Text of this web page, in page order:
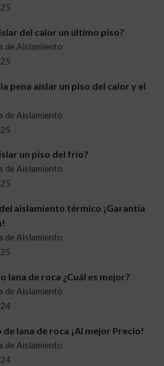
del calor un último piso?
de Aislamiento
pena aislar un piso del calor y el
de Aislamiento
un piso del frío?
de Aislamiento
aislamiento térmico ¡Garantía
de Aislamiento
lana de roca ¿Cuál es mejor?
de Aislamiento
de lana de roca ¡Al mejor Precio!
de Aislamiento